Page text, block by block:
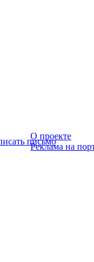
О проекте
Реклама на